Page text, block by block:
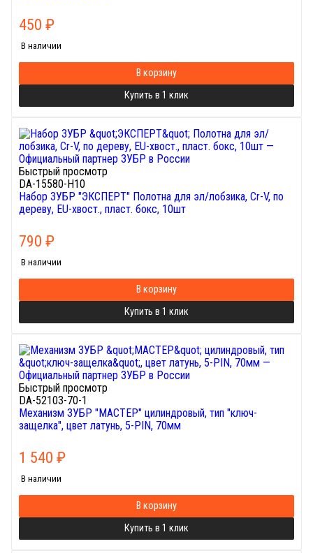
450 ₽
В наличии
В корзину
Купить в 1 клик
Быстрый просмотр
DA-15580-H10
Набор ЗУБР "ЭКСПЕРТ" Полотна для эл/лобзика, Cr-V, по
дереву, EU-хвост., пласт. бокс, 10шт
790 ₽
В наличии
В корзину
Купить в 1 клик
Быстрый просмотр
DA-52103-70-1
Механизм ЗУБР "МАСТЕР" цилиндровый, тип "ключ-
защелка", цвет латунь, 5-PIN, 70мм
1 540 ₽
В наличии
В корзину
Купить в 1 клик